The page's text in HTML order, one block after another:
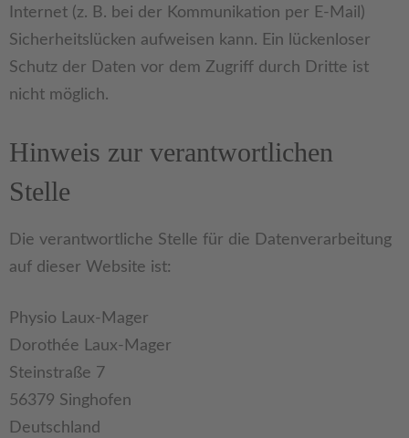
Internet (z. B. bei der Kommunikation per E-Mail)
Sicherheitslücken aufweisen kann. Ein lückenloser
Schutz der Daten vor dem Zugriff durch Dritte ist
nicht möglich.
Hinweis zur verantwortlichen
Stelle
Die verantwortliche Stelle für die Datenverarbeitung
auf dieser Website ist:
Physio Laux-Mager
Dorothée Laux-Mager
Steinstraße 7
56379 Singhofen
Deutschland